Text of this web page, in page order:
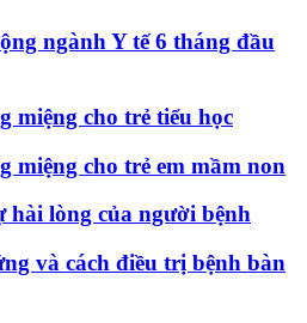
ngành Y tế 6 tháng đầu
miệng cho trẻ tiểu học
miệng cho trẻ em mầm non
hài lòng của người bệnh
và cách điều trị bệnh bàn